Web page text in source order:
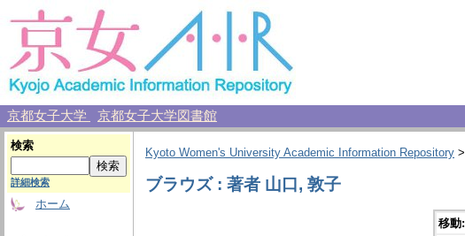
京都女子大学 京都女子大学図書館
検索
詳細検索
ホーム
Kyoto Women's University Academic Information Repository >
ブラウズ : 著者 山口, 敦子
移動: